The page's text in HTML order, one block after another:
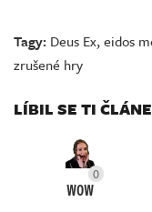
Tagy: Deus Ex,eidos
zrušené hry
LÍBIL SE TI
0
WOW